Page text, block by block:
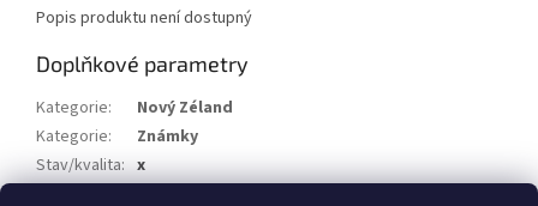
Popis produktu není dostupný
Doplňkové parametry
Kategorie:
Nový Zéland
Kategorie:
Známky
Stav/kvalita: x